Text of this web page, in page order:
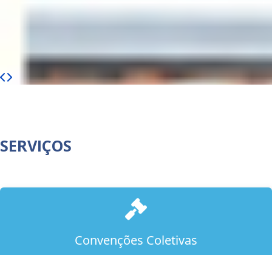
SERVIÇOS
Convenções Coletivas